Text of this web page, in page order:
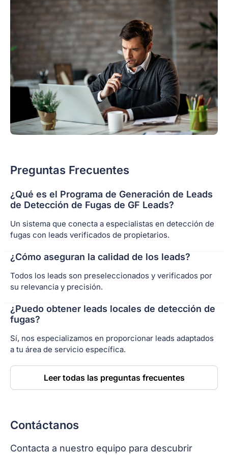
Preguntas Frecuentes
¿Qué es el Programa de Generación de Leads
de Detección de Fugas de GF Leads?
Un sistema que conecta a especialistas en detección de
fugas con leads verificados de propietarios.
¿Cómo aseguran la calidad de los leads?
Todos los leads son preseleccionados y verificados por
su relevancia y precisión.
¿Puedo obtener leads locales de detección de
fugas?
Sí, nos especializamos en proporcionar leads adaptados
a tu área de servicio específica.
Leer todas las preguntas frecuentes
Contáctanos
Contacta a nuestro equipo para descubrir